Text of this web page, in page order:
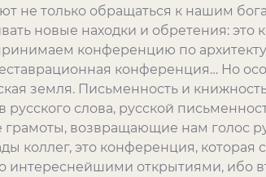
не только обращаться к нашим
новые находки и обретения: это
конференцию по
конференция… Но
земля. Письменность и
слова, русской
возвращающие нам голос
коллег, это конференция, которая
интереснейшими открытиями, ибо